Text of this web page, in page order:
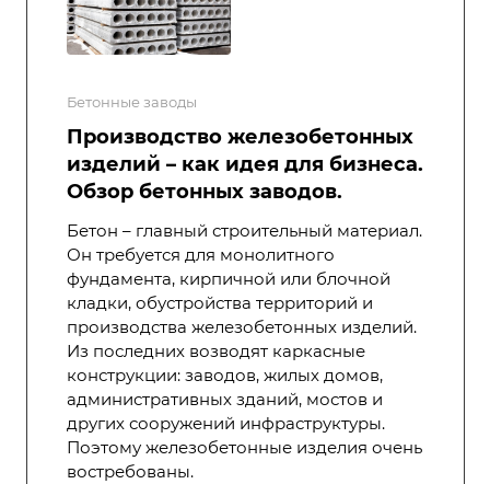
Бетонные заводы
Производство железобетонных
изделий – как идея для бизнеса.
Обзор бетонных заводов.
Бетон – главный строительный материал.
Он требуется для монолитного
фундамента, кирпичной или блочной
кладки, обустройства территорий и
производства железобетонных изделий.
Из последних возводят каркасные
конструкции: заводов, жилых домов,
административных зданий, мостов и
других сооружений инфраструктуры.
Поэтому железобетонные изделия очень
востребованы.